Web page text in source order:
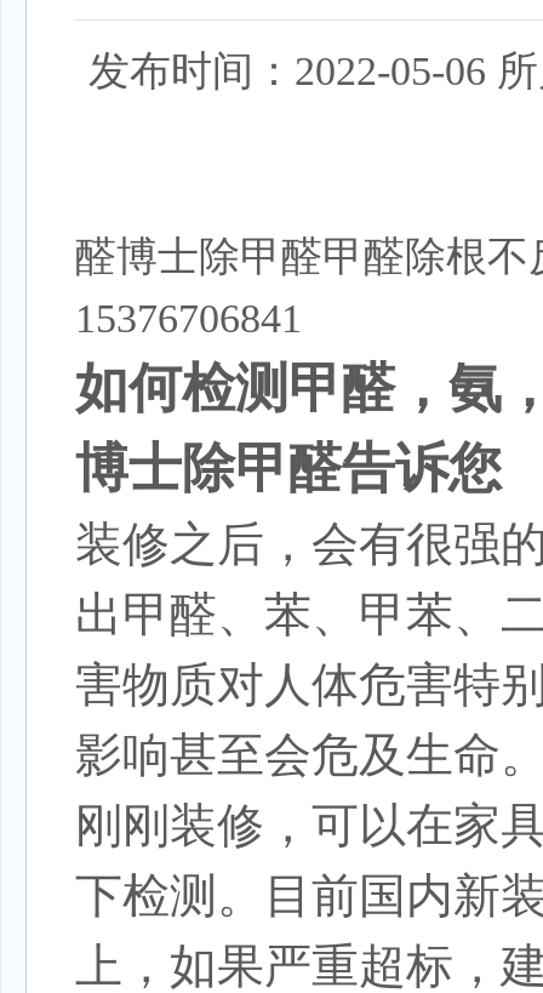
发布时间：2022-05-06
醛博士除甲醛甲醛除根
15376706841
如何检测甲醛，氨
博士除甲醛告诉您
装修之后，会有很强
出甲醛、苯、甲苯、
害物质对人体危害特
影响甚至会危及生命
刚刚装修，可以在家
下检测。目前国内新
上，如果严重超标，